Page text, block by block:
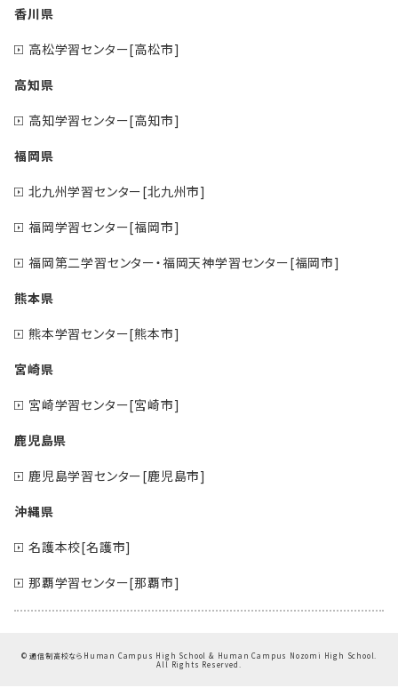
香川県
高松学習センター[高松市]
高知県
高知学習センター[高知市]
福岡県
北九州学習センター[北九州市]
福岡学習センター[福岡市]
福岡第二学習センター・福岡天神学習センター[福岡市]
熊本県
熊本学習センター[熊本市]
宮崎県
宮崎学習センター[宮崎市]
鹿児島県
鹿児島学習センター[鹿児島市]
沖縄県
名護本校[名護市]
那覇学習センター[那覇市]
©通信制高校ならHuman Campus High School & Human Campus Nozomi High School.
All Rights Reserved.